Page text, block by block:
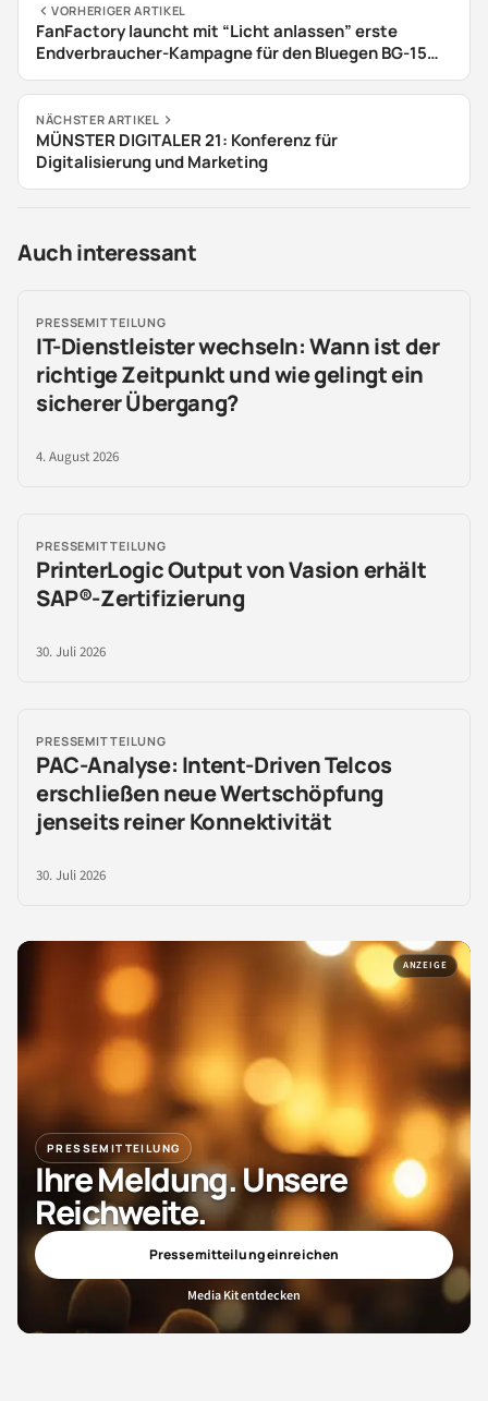
VORHERIGER ARTIKEL
FanFactory launcht mit “Licht anlassen” erste
Endverbraucher-Kampagne für den Bluegen BG-15
von Solidpower
NÄCHSTER ARTIKEL
MÜNSTER DIGITALER 21: Konferenz für
Digitalisierung und Marketing
Auch interessant
PRESSEMITTEILUNG
IT-Dienstleister wechseln: Wann ist der
richtige Zeitpunkt und wie gelingt ein
sicherer Übergang?
4. August 2026
PRESSEMITTEILUNG
PrinterLogic Output von Vasion erhält
SAP®-Zertifizierung
30. Juli 2026
PRESSEMITTEILUNG
PAC-Analyse: Intent-Driven Telcos
erschließen neue Wertschöpfung
jenseits reiner Konnektivität
30. Juli 2026
ANZEIGE
PRESSEMITTEILUNG
Ihre Meldung. Unsere
Reichweite.
Pressemitteilung einreichen
Media Kit entdecken